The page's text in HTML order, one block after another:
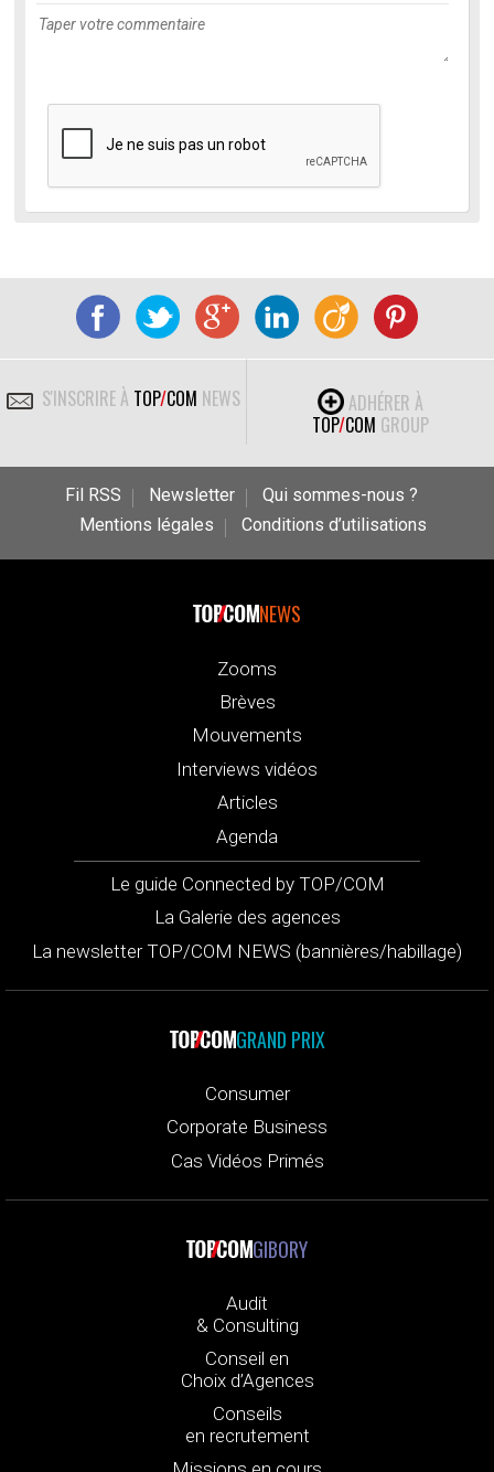
S'INSCRIRE À TOP/COM NEWS
ADHÉRER À
TOP/COM GROUP
Fil RSS Newsletter
Qui sommes-nous ?
Mentions légales
Conditions d’utilisations
NEWS
Zooms
Brèves
Mouvements
Interviews vidéos
Articles
Agenda
Le guide Connected by TOP/COM
La Galerie des agences
La newsletter TOP/COM NEWS (bannières/habillage)
GRAND PRIX
Consumer
Corporate Business
Cas Vidéos Primés
GIBORY
Audit
& Consulting
Conseil en
Choix d’Agences
Conseils
en recrutement